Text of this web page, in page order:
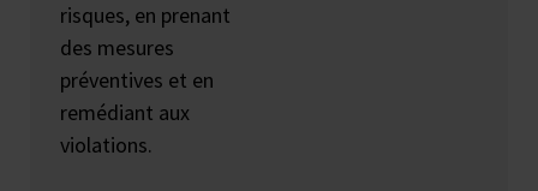
risques, en prenant
des mesures
préventives et en
remédiant aux
violations.